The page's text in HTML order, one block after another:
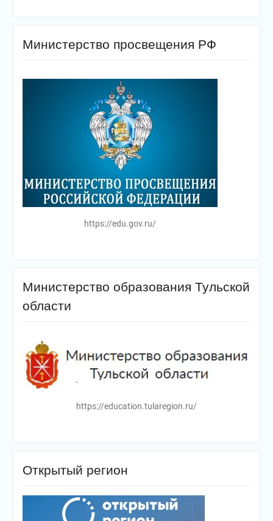
Министерство просвещения РФ
https://edu.gov.ru/
Министерство образования Тульской
области
https://education.tularegion.ru/
Открытый регион